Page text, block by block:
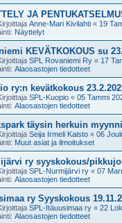
JA
Anne-Mari Kivilahti « 19
Näyttelyt
KEVÄTKOKOUS su
SPL Rovaniemi Ry « 17
Alaosastojen tiedotteet
ry:n kevätkokous
SPL-Kuopio « 05 Tammi
Alaosastojen tiedotteet
täysin herkuin
Seija Irmeli Kaisto « 06
Muut asiat ja ilmoitukset
ry syyskokous/
SPL-Nurmijärvi ry « 07
Alaosastojen tiedotteet
ry Syyskokous
SPL-Itäuusimaa ry « 22
Alaosastojen tiedotteet